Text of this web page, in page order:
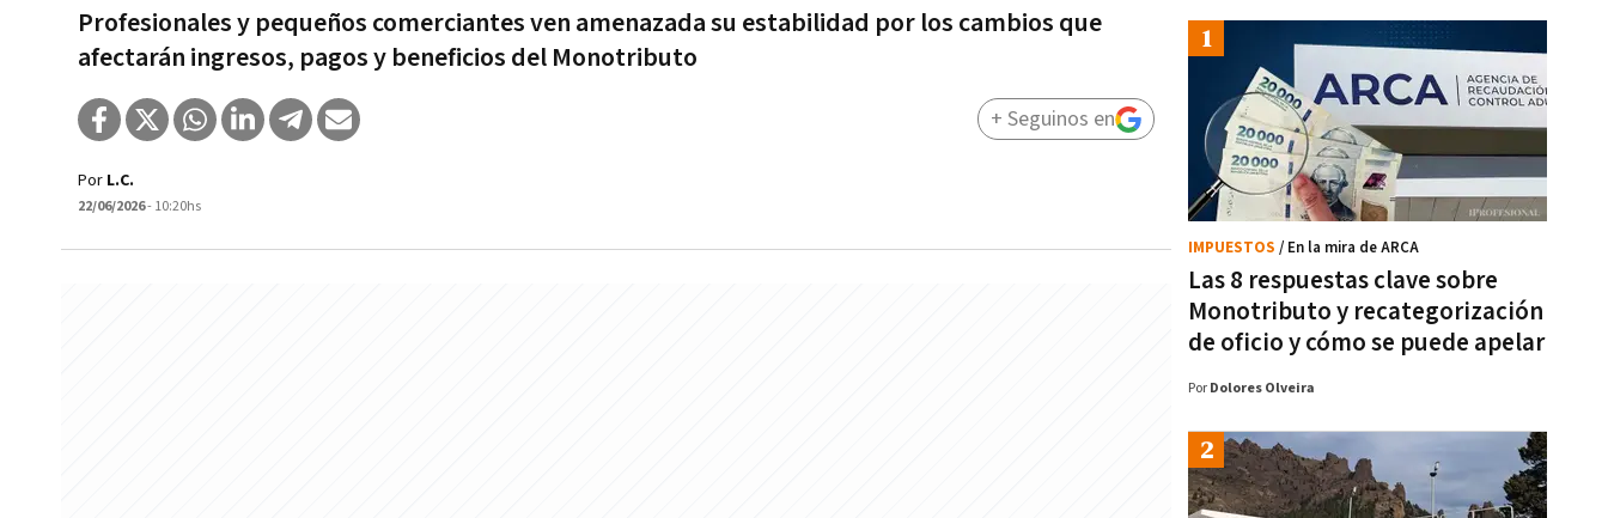
Profesionales y pequeños comerciantes ven amenazada su estabilidad por los cambios que
afectarán ingresos, pagos y beneficios del Monotributo
Por L.C.
22/06/2026- 10:20hs
+ Seguinos en
Las 8 respuestas clave sobre
Monotributo y recategorización
de oficio y cómo se puede apelar
IMPUESTOS / En la mira de ARCA
Por Dolores Olveira